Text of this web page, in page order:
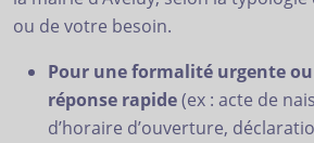
ou de votre besoin.
Pour une formalité urgente
réponse rapide(ex : acte de
d’horaire d’ouverture,